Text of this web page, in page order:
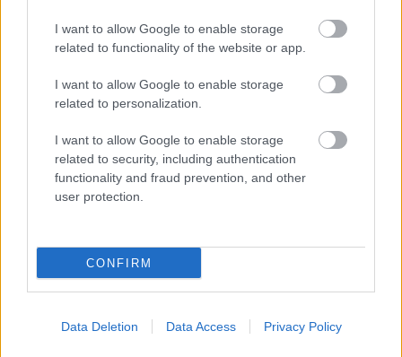
I want to allow Google to enable storage
related to functionality of the website or app.
I want to allow Google to enable storage
related to personalization.
I want to allow Google to enable storage
related to security, including authentication
functionality and fraud prevention, and other
user protection.
CONFIRM
Data Deletion Data Access Privacy Policy
Αγορά εισιτηρίων
e-mail:tameia@aefestival.gr
☎️ +30 2104834913
Δε-Πα 10:00-17:00
από τις τέσσερις υπηρεσίες επιθυμούν
(Διερμηνεία, Υπέρτιτλους, Ακουστική
Η απτική ξενάγηση ξεκινά μια ώρα πριν την